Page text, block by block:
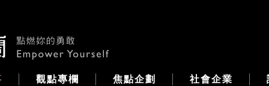
觀點專欄 焦點企劃 社會企業